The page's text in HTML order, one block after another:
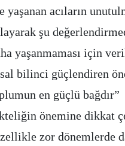
yaşanan acıların
şu
yaşanmaması için
bilinci güçlendiren
en güçlü bağdır”
önemine dikkat
zor